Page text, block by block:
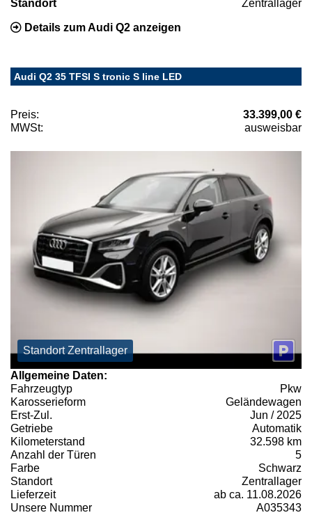
Standort Zentrallager
Details zum Audi Q2 anzeigen
Audi Q2 35 TFSI S tronic S line LED
Preis:
33.399,00 €
MWSt:
ausweisbar
Standort Zentrallager
Allgemeine Daten:
Fahrzeugtyp
Pkw
Karosserieform
Geländewagen
Erst-Zul.
Jun / 2025
Getriebe
Automatik
Kilometerstand
32.598 km
Anzahl der Türen
5
Farbe
Schwarz
Standort
Zentrallager
Lieferzeit
ab ca. 11.08.2026
Unsere Nummer
A035343